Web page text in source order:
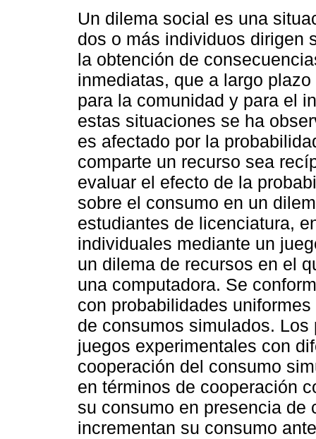
Un dilema social es una
dos o más individuos dirigen
la obtención de
inmediatas, que a largo
para la comunidad y para el
estas situaciones se ha
es afectado por la
comparte un recurso sea
evaluar el efecto de la
sobre el consumo en un
estudiantes de licenciatura,
individuales mediante un
un dilema de recursos en el
una computadora. Se
con probabilidades
de consumos simulados.
juegos experimentales con
cooperación del consumo
en términos de cooperación
su consumo en presencia de
incrementan su consumo